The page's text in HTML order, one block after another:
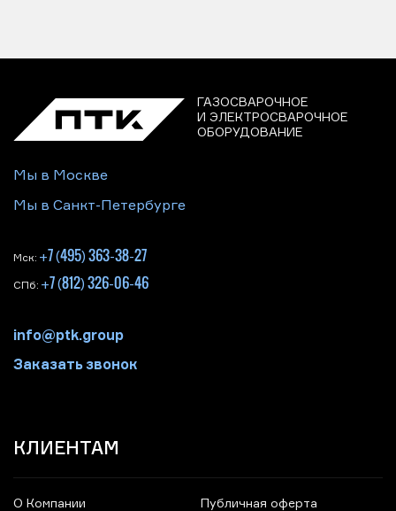
ГАЗОСВАРОЧНОЕ
И ЭЛЕКТРОСВАРОЧНОЕ
ОБОРУДОВАНИЕ
Мы в Москве
Мы в Санкт-Петербурге
Мск: +7 (495) 363-38-27
СПб: +7 (812) 326-06-46
info@ptk.group
Заказать звонок
КЛИЕНТАМ
О Компании Публичная оферта